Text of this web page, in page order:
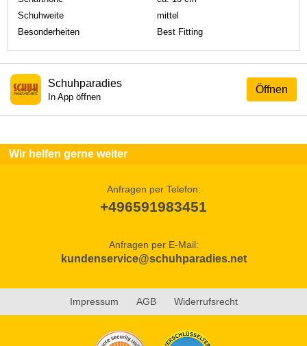
Schuhweite
mittel
Besonderheiten
Best Fitting
Öffnen
Schuhparadies
In App öffnen
Wir helfen gerne weiter
Anfragen per Telefon:
+496591983451
Anfragen per E-Mail:
kundenservice@schuhparadies.net
Impressum AGB Widerrufsrecht